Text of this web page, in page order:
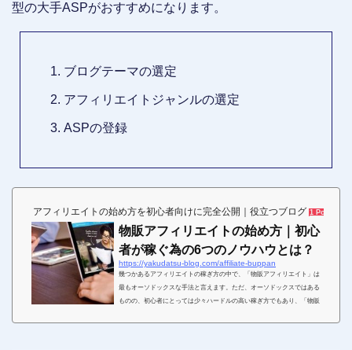
型の大手ASPがおすすめになります。
ブログテーマの選定
アフィリエイトジャンルの選定
ASPの登録
アフィリエイトの始め方を初心者向けに完全公開｜役立つブログ 1 Pocket
物販アフィリエイトの始め方｜初心
者が稼ぐ為の6つのノウハウとは？
https://yakudatsu-blog.com/affiliate-buppan
幾つかあるアフィリエイトの稼ぎ方の中で、「物販アフィリエイト」は
最もオーソドックスな手法と言えます。ただ、オーソドックスではある
ものの、初心者にとっては少々ハードルの高い稼ぎ方でもあり、「物販